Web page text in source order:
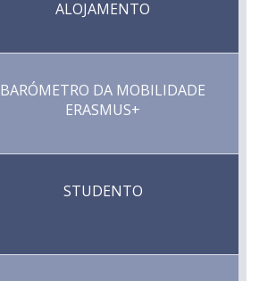
ALOJAMENTO
BARÓMETRO DA MOBILIDADE
ERASMUS+
STUDENTO